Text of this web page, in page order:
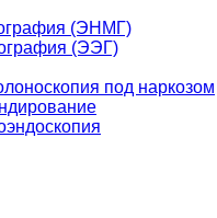
(ЭНМГ)
(ЭЭГ)
под наркозом